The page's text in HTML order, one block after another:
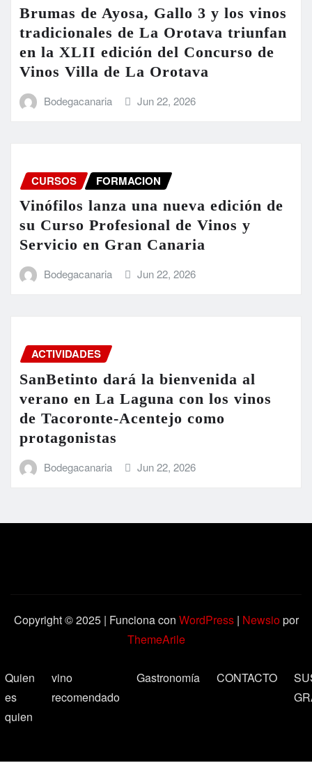
Brumas de Ayosa, Gallo 3 y los vinos
tradicionales de La Orotava triunfan
en la XLII edición del Concurso de
Vinos Villa de La Orotava
Bodegacanaria Jun 22, 2026
CURSOS FORMACION
Vinófilos lanza una nueva edición de
su Curso Profesional de Vinos y
Servicio en Gran Canaria
Bodegacanaria Jun 22, 2026
ACTIVIDADES
SanBetinto dará la bienvenida al
verano en La Laguna con los vinos
de Tacoronte-Acentejo como
protagonistas
Bodegacanaria Jun 22, 2026
Copyright © 2025 | Funciona con WordPress | Newsiopor
ThemeArile
Quien
es
quien
vino
recomendado
Gastronomía CONTACTO